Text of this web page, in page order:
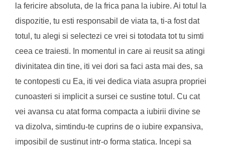
la fericire absoluta, de la frica pana la iubire. Ai totul la
dispozitie, tu esti responsabil de viata ta, ti-a fost dat
totul, tu alegi si selectezi ce vrei si totodata tot tu simti
ceea ce traiesti. In momentul in care ai reusit sa atingi
divinitatea din tine, iti vei dori sa faci asta mai des, sa
te contopesti cu Ea, iti vei dedica viata asupra propriei
cunoasteri si implicit a sursei ce sustine totul. Cu cat
vei avansa cu atat forma compacta a iubirii divine se
va dizolva, simtindu-te cuprins de o iubire expansiva,
imposibil de sustinut intr-o forma statica. Incepi sa